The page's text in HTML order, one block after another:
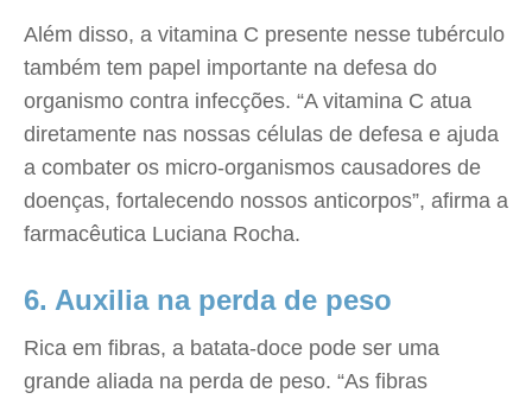
Além disso, a vitamina C presente nesse tubérculo
também tem papel importante na defesa do
organismo contra infecções. “A vitamina C atua
diretamente nas nossas células de defesa e ajuda
a combater os micro-organismos causadores de
doenças, fortalecendo nossos anticorpos”, afirma a
farmacêutica Luciana Rocha.
6. Auxilia na perda de peso
Rica em fibras, a batata-doce pode ser uma
grande aliada na perda de peso. “As fibras